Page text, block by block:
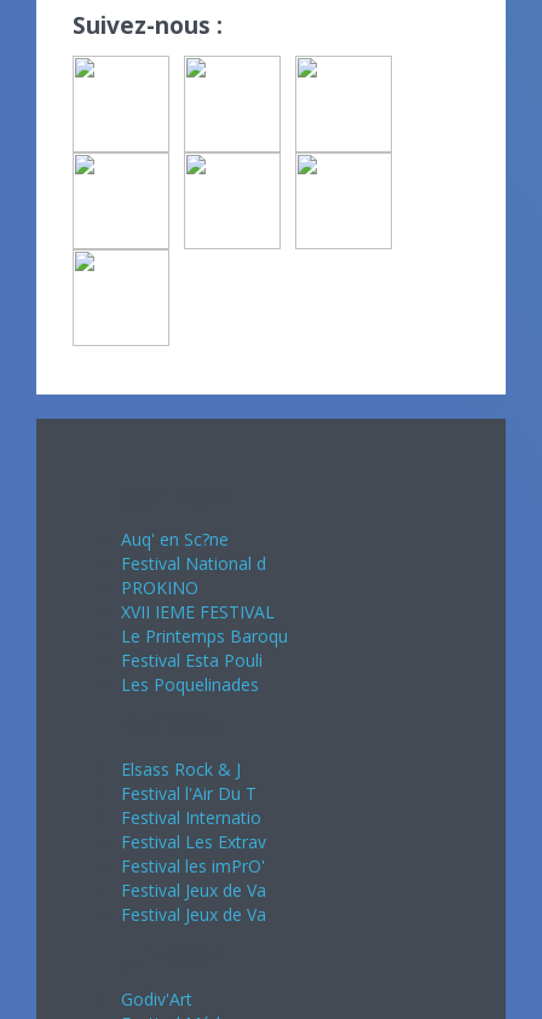
Suivez-nous :
Auq' en Sc?ne
Festival National d
PROKINO
XVII IEME FESTIVAL
Le Printemps Baroqu
Festival Esta Pouli
Les Poquelinades
Elsass Rock & J
Festival l'Air Du T
Festival Internatio
Festival Les Extrav
Festival les imPrO'
Festival Jeux de Va
Festival Jeux de Va
Godiv'Art